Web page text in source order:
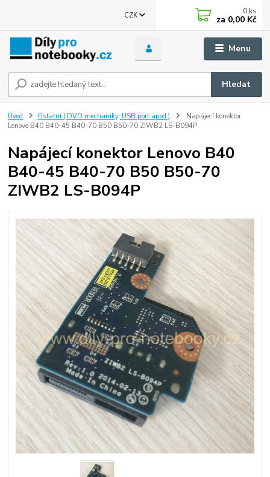
Menu
CZK
Hledat
0 ks
za 0,00 Kč
Úvod Ostatní ( DVD mechaniky, USB port apod.)
Napájecí konektor
Lenovo B40 B40-45 B40-70 B50 B50-70 ZIWB2 LS-B094P
Napájecí konektor Lenovo B40
B40-45 B40-70 B50 B50-70
ZIWB2 LS-B094P